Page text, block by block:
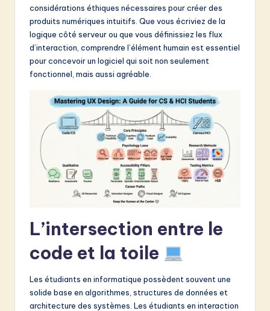
o
w
o
considérations éthiques nécessaires pour créer des
produits numériques intuitifs. Que vous écriviez de la
logique côté serveur ou que vous définissiez les flux
d’interaction, comprendre l’élément humain est essentiel
pour concevoir un logiciel qui soit non seulement
fonctionnel, mais aussi agréable.
L’intersection entre le
code et la toile
Les étudiants en informatique possèdent souvent une
solide base en algorithmes, structures de données et
architecture des systèmes. Les étudiants en interaction